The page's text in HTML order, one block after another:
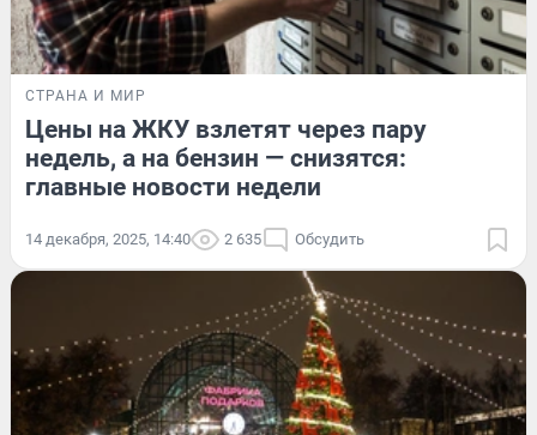
СТРАНА И МИР
Цены на ЖКУ взлетят через пару
недель, а на бензин — снизятся:
главные новости недели
14 декабря, 2025, 14:40 2 635 Обсудить